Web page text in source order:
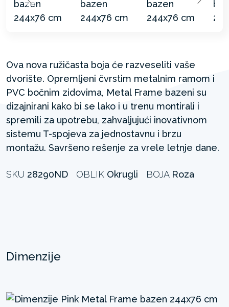
Ova nova ružičasta boja će razveseliti vaše
dvorište. Opremljeni čvrstim metalnim ramom i
PVC bočnim zidovima, Metal Frame bazeni su
dizajnirani kako bi se lako i u trenu montirali i
spremili za upotrebu, zahvaljujući inovativnom
sistemu T-spojeva za jednostavnu i brzu
montažu. Savršeno rešenje za vrele letnje dane.
SKU 28290ND OBLIK Okrugli BOJA Roza
Dimenzije